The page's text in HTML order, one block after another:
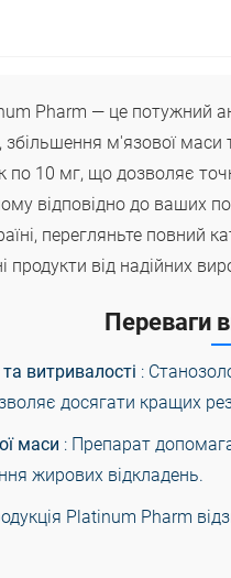
Pharm — це потужний
збільшення м'язової
по 10 мг, що дозволяє
відповідно до ваших
перегляньте повний
продукти від надійних
Переваги
витривалості :
досягати кращих
маси : Препарат
жирових відкладень.
Platinum Pharm